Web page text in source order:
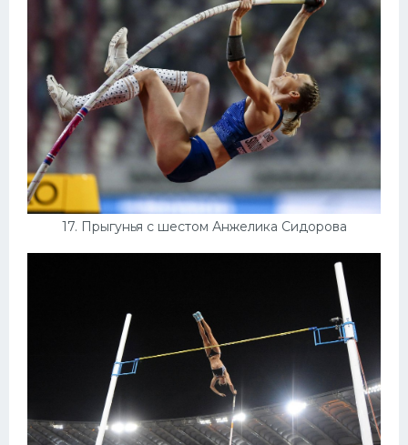
17. Прыгунья с шестом Анжелика Сидорова